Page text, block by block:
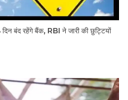
बंद रहेंगे बैंक, RBI ने जारी की छुट्टियों